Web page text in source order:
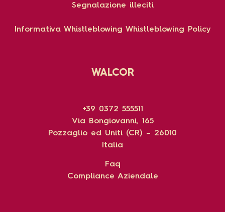
Segnalazione illeciti
Informativa Whistleblowing Whistleblowing Policy
WALCOR
+39 0372 555511
Via Bongiovanni, 165
Pozzaglio ed Uniti (CR) – 26010
Italia
Faq
Compliance Aziendale